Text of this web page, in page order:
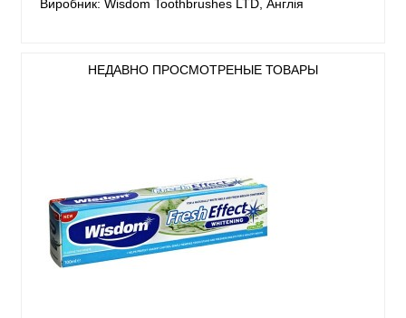
Виробник: Wisdom Toothbrushes LTD, Англія
НЕДАВНО ПРОСМОТРЕНЫЕ ТОВАРЫ